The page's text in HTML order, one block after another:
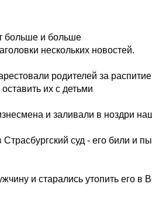
больше и больше
нескольких новостей.
родителей за
их с детьми
и заливали в ноздри
суд - его били и
и старались утопить его в